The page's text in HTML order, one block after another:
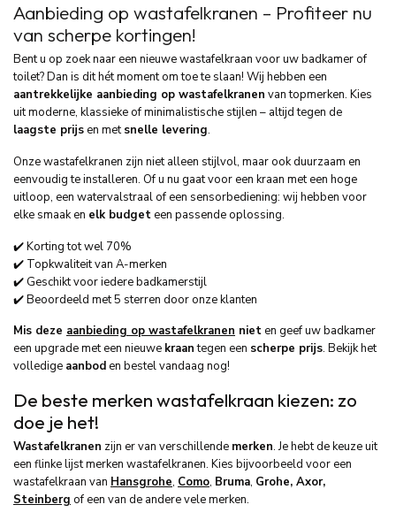
Aanbieding op wastafelkranen – Profiteer nu
van scherpe kortingen!
Bent u op zoek naar een nieuwe wastafelkraan voor uw badkamer of
toilet? Dan is dit hét moment om toe te slaan! Wij hebben een
aantrekkelijke aanbieding op wastafelkranen van topmerken. Kies
uit moderne, klassieke of minimalistische stijlen – altijd tegen de
laagste prijsen metsnelle levering.
Onze wastafelkranen zijn niet alleen stijlvol, maar ook duurzaam en
eenvoudig te installeren. Of u nu gaat voor een kraan met een hoge
uitloop, een watervalstraal of een sensorbediening: wij hebben voor
elke smaak en elk budgeteen passende oplossing.
✔️ Korting tot wel 70%
✔️ Topkwaliteit van A-merken
✔️ Geschikt voor iedere badkamerstijl
✔️ Beoordeeld met 5 sterren door onze klanten
Mis deze aanbieding op wastafelkranen nieten geef uw badkamer
een upgrade met een nieuwe kraantegen een scherpe prijs. Bekijk het
volledige aanboden bestel vandaag nog!
De beste merken wastafelkraan kiezen: zo
doe je het!
Wastafelkranen zijn er van verschillende merken. Je hebt de keuze uit
een flinke lijst merken wastafelkranen. Kies bijvoorbeeld voor een
wastafelkraan van Hansgrohe, Como, Bruma, Grohe, Axor,
Steinberg of een van de andere vele merken.